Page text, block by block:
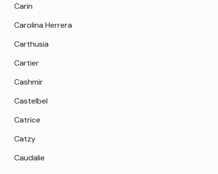
Carin
Carolina Herrera
Carthusia
Cartier
Cashmir
Castelbel
Catrice
Catzy
Caudalie